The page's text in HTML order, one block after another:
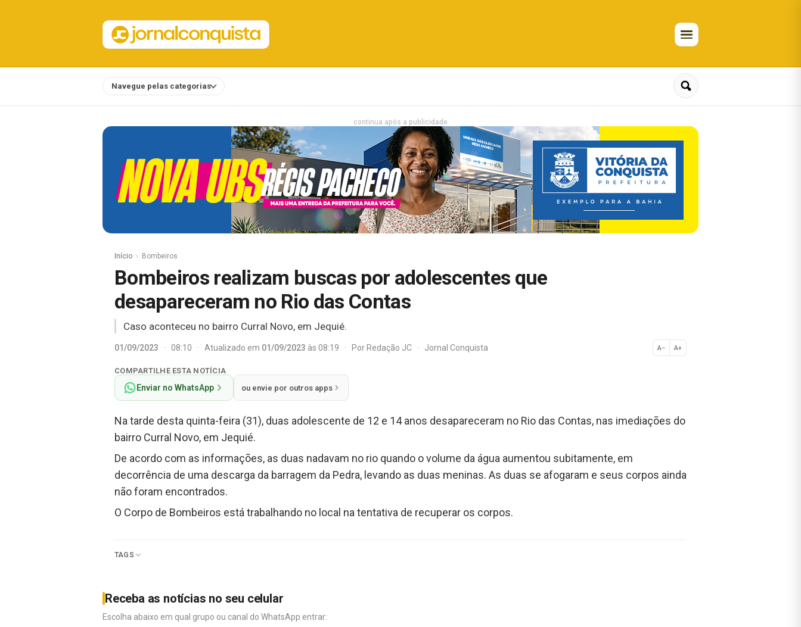
Navegue pelas categorias
continua após a publicidade
Início Bombeiros
Bombeiros realizam buscas por adolescentes que
desapareceram no Rio das Contas
Caso aconteceu no bairro Curral Novo, em Jequié.
01/09/2023 · 08:10 · Atualizado em 01/09/2023 às 08:19 · PorRedação JC · Jornal Conquista A− A+
Normal
COMPARTILHE ESTA NOTÍCIA
Enviar no WhatsApp ou envie por outros apps
Na tarde desta quinta-feira (31), duas adolescente de 12 e 14 anos desapareceram no Rio das Contas, nas imediações do
bairro Curral Novo, em Jequié.
De acordo com as informações, as duas nadavam no rio quando o volume da água aumentou subitamente, em
decorrência de uma descarga da barragem da Pedra, levando as duas meninas. As duas se afogaram e seus corpos ainda
não foram encontrados.
O Corpo de Bombeiros está trabalhando no local na tentativa de recuperar os corpos.
TAGS
Receba as notícias no seu celular
Escolha abaixo em qual grupo ou canal do WhatsApp entrar: